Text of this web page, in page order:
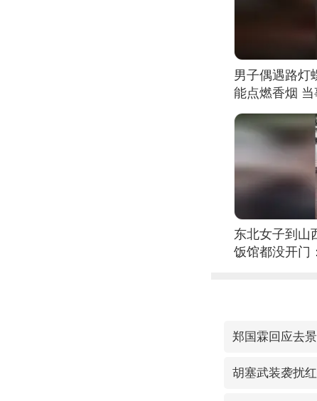
男子偶遇路灯
能点燃香烟
东北女子到山
饭馆都没开门
郑国霖回应去
胡塞武装袭扰